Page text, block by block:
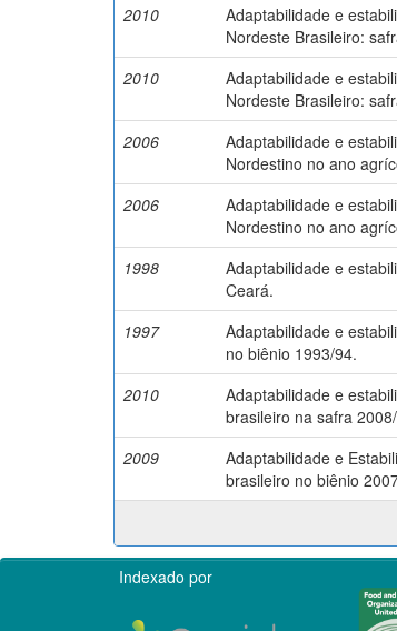
2010
Adaptabilidade e
Nordeste Brasileiro:
2010
Adaptabilidade e
Nordeste Brasileiro:
2006
Adaptabilidade e
Nordestino no ano
2006
Adaptabilidade e
Nordestino no ano
1998
Adaptabilidade e
Ceará.
1997
Adaptabilidade e
no biênio 1993/94.
2010
Adaptabilidade e
brasileiro na safra
2009
Adaptabilidade e
brasileiro no biênio
Indexado por